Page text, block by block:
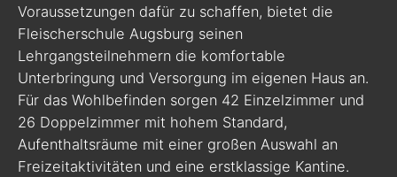
Voraussetzungen dafür zu schaffen, bietet die
Fleischerschule Augsburg seinen
Lehrgangsteilnehmern die komfortable
Unterbringung und Versorgung im eigenen Haus an.
Für das Wohlbefinden sorgen 42 Einzelzimmer und
26 Doppelzimmer mit hohem Standard,
Aufenthaltsräume mit einer großen Auswahl an
Freizeitaktivitäten und eine erstklassige Kantine.